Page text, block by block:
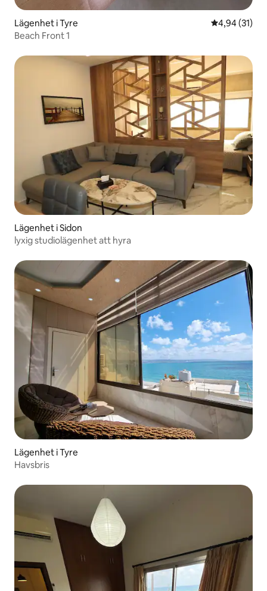
Lägenhet i Tyre 4,94 av 5 i
4,94 (31)
Beach Front 1
Lägenhet i Sidon
lyxig studiolägenhet att hyra
Lägenhet i Tyre
Havsbris